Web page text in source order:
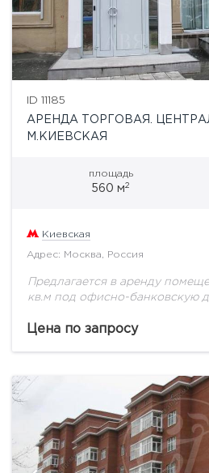
ID 11185
АРЕНДА ТОРГОВАЯ.
М.КИЕВСКАЯ
площадь
560 м2
Киевская
Адрес: Москва, Россия
Предлагается в аренду
кв.м под офисно-банковскую
с требованиями ЦБ: 2
Цена по запросу